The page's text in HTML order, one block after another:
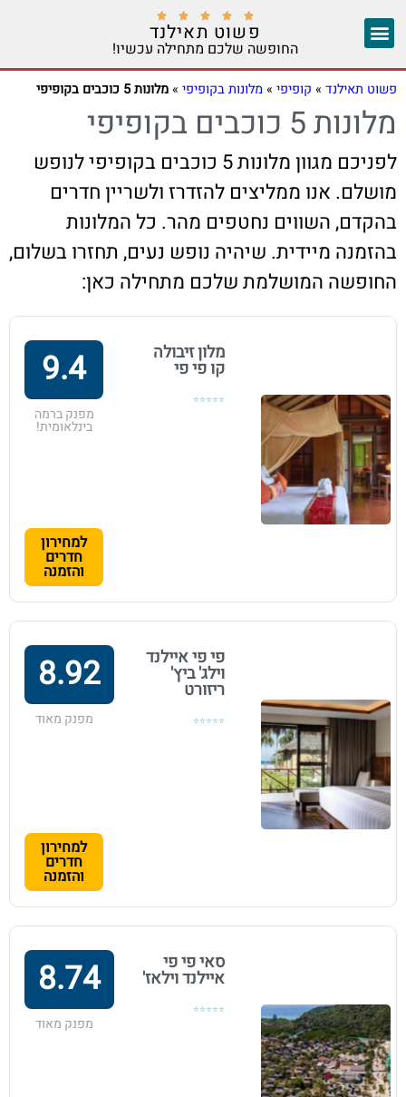





פשוט תאילנד
החופשה שלכם מתחילה עכשיו!
פשוט תאילנד » קופיפי » מלונות בקופיפי »מלונות 5 כוכבים בקופיפי
מלונות 5 כוכבים בקופיפי
לפניכם מגוון מלונות 5 כוכבים בקופיפי לנופש
מושלם. אנו ממליצים להזדרז ולשריין חדרים
בהקדם, השווים נחטפים מהר. כל המלונות
בהזמנה מיידית. שיהיה נופש נעים, תחזרו בשלום,
החופשה המושלמת שלכם מתחילה כאן:
מלון זיבולה
קו פי פי
⭐⭐⭐⭐⭐
9.4
מפנק ברמה
בינלאומית!
למחירון
חדרים
והזמנה
פי פי איילנד
וילג' ביץ'
ריזורט
⭐⭐⭐⭐⭐
8.92
מפנק מאוד
למחירון
חדרים
והזמנה
סאי פי פי
איילנד וילאז'
⭐⭐⭐⭐⭐
8.74
מפנק מאוד